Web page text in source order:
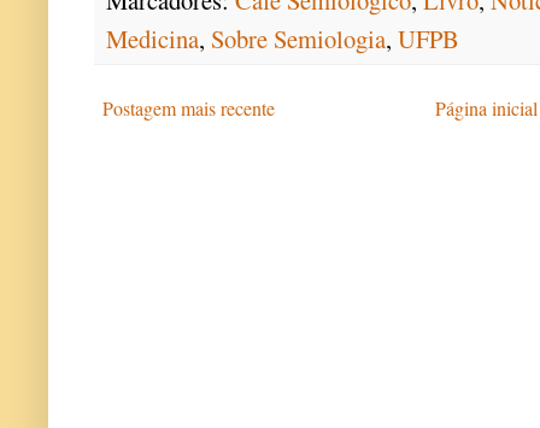
Medicina, Sobre Semiologia, UFPB
Postagem mais recente Página inicial